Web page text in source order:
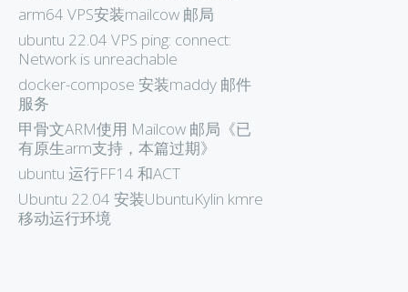
arm64 VPS安装mailcow 邮局
ubuntu 22.04 VPS ping: connect:
Network is unreachable
docker-compose 安装maddy 邮件
服务
甲骨文ARM使用 Mailcow 邮局《已
有原生arm支持，本篇过期》
ubuntu 运行FF14 和ACT
Ubuntu 22.04 安装UbuntuKylin kmre
移动运行环境